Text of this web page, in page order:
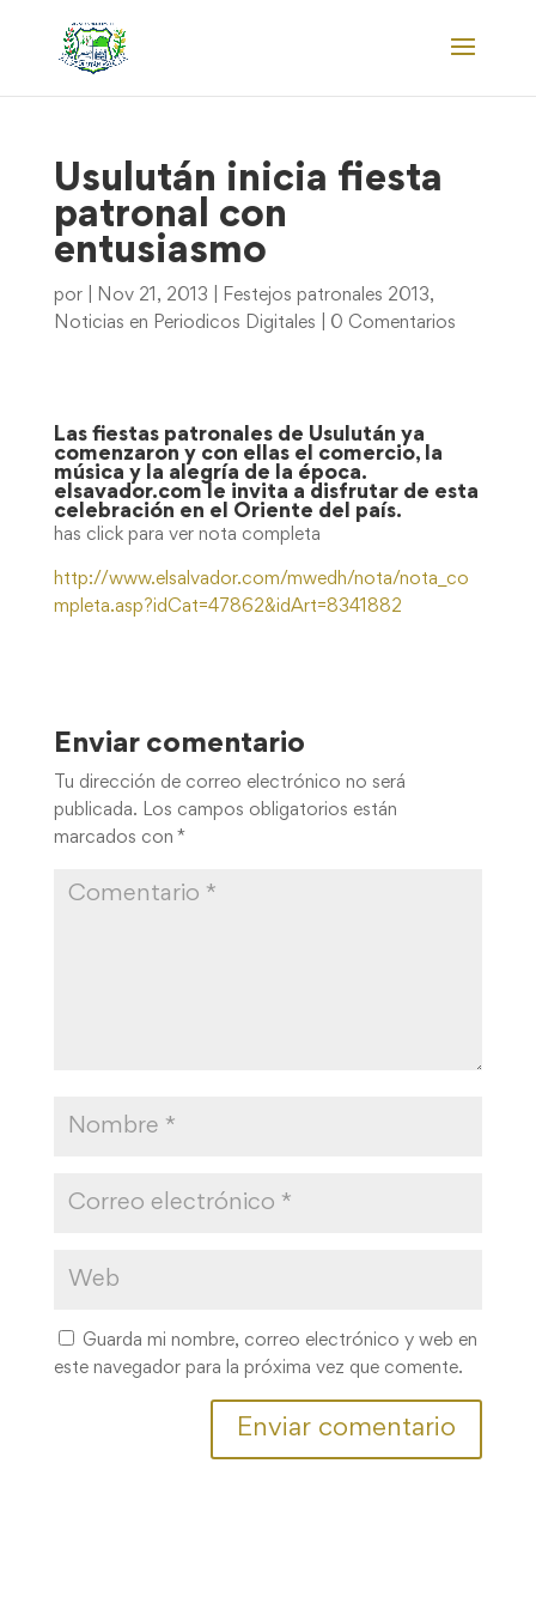
Usulután inicia fiesta
patronal con
entusiasmo
por Nov 21, 2013 Festejos patronales 2013,
Noticias en Periodicos Digitales
0 Comentarios
Las fiestas patronales de Usulután ya
comenzaron y con ellas el comercio, la
música y la alegría de la época.
elsavador.com le invita a disfrutar de esta
celebración en el Oriente del país.
has click para ver nota completa
http://www.elsalvador.com/mwedh/nota/nota_co
mpleta.asp?idCat=47862&idArt=8341882
Enviar comentario
Tu dirección de correo electrónico no será
publicada. Los campos obligatorios están
marcados con *
Guarda mi nombre, correo electrónico y web en
este navegador para la próxima vez que comente.